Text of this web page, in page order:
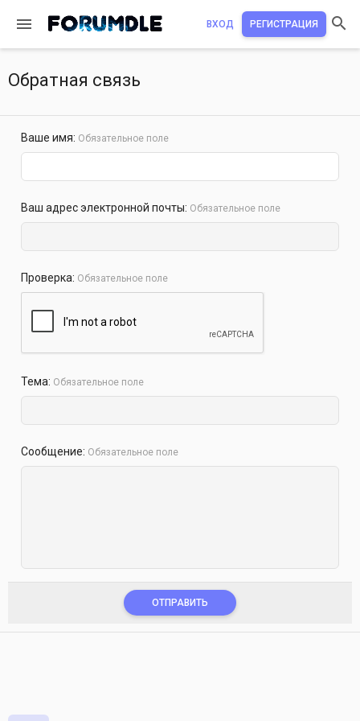
ВХОД РЕГИСТРАЦИЯ
Обратная связь
Ваше имя Обязательное поле
Ваш адрес электронной почты Обязательное поле
Проверка Обязательное поле
Тема Обязательное поле
Сообщение Обязательное поле
ОТПРАВИТЬ